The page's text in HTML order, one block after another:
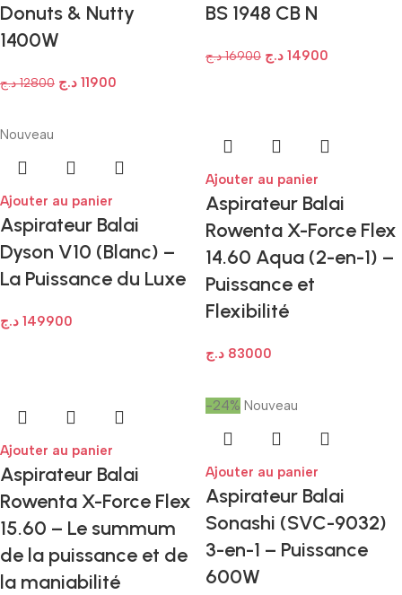
Donuts & Nutty
1400W
12800 د.ج 11900 د.ج
BS 1948 CB N
16900 د.ج 14900 د.ج
Nouveau
Ajouter au panier
Aspirateur Balai
Dyson V10 (Blanc) –
La Puissance du Luxe
149900 د.ج
Ajouter au panier
Aspirateur Balai
Rowenta X-Force Flex
14.60 Aqua (2-en-1) –
Puissance et
Flexibilité
83000 د.ج
Ajouter au panier
Aspirateur Balai
Rowenta X-Force Flex
15.60 – Le summum
de la puissance et de
la maniabilité
-24% Nouveau
Ajouter au panier
Aspirateur Balai
Sonashi (SVC-9032)
3-en-1 – Puissance
600W